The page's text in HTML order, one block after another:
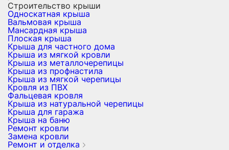
Строительство крыши
Односкатная крыша
Вальмовая крыша
Мансардная крыша
Плоская крыша
Крыша для частного дома
Крыша из мягкой кровли
Крыша из металлочерепицы
Крыша из профнастила
Крыша из мягкой черепицы
Кровля из ПВХ
Фальцевая кровля
Крыша из натуральной черепицы
Крыша для гаража
Крыша на баню
Ремонт кровли
Замена кровли
Ремонт и отделка